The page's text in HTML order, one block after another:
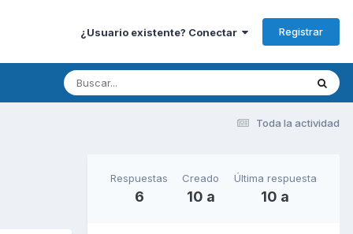
¿Usuario existente? Conectar Registrar
Toda la actividad
Respuestas
6
Creado
10 a
Última respuesta
10 a